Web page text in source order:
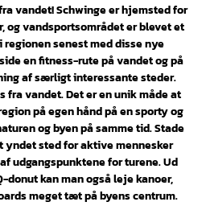
vandet! Schwinge er hjemsted for
og vandsportsområdet er blevet et
senest med disse nye
en fitness-rute på vandet og på
af særligt interessante steder.
fra vandet. Det er en unik måde at
på egen hånd på en sporty og
og byen på samme tid. Stade
yndet sted for aktive mennesker
udgangspunktene for turene. Ud
donut kan man også leje kanoer,
meget tæt på byens centrum.